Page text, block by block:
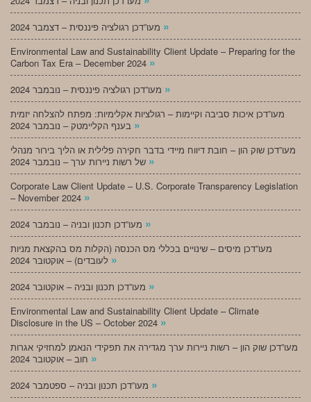
»
Environmental Law and Sustainability Client Update – Preparing for the
Carbon Tax Era – December 2024 »
»
מעו”דכן איכות סביבה וקיימות – רגולציות אקלימיות: מפתח להצלחה יזמית
»
מעו”דכן שוק הון – חובת דיווח מיידי בדבר חקירה פלילית או הליך בירור מנהלי
»
Corporate Law Client Update – U.S. Corporate Transparency Legislation
– November 2024 »
»
מעו”דכן מיסים – שינויים בכללי מס הכנסה (הקלות מס בהקצאת מניות
»
»
Environmental Law and Sustainability Client Update – Climate
Disclosure in the US – October 2024 »
מעו”דכן שוק הון – רשות ניירות ערך מגדירה את תפקידי הנאמן למחזיקי אגרות
»
»